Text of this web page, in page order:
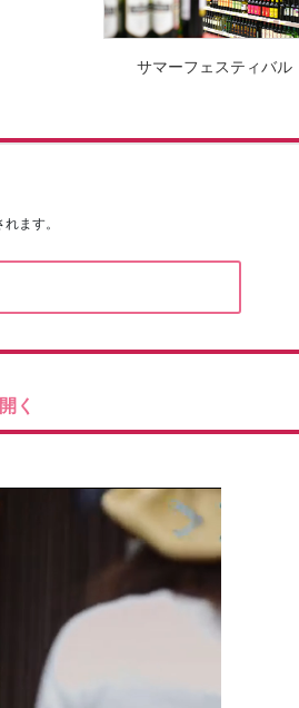
サマーフェスティバル
ます。
く